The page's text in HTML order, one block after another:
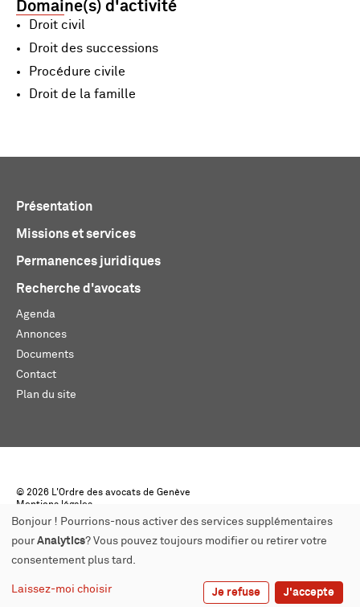
Domaine(s) d'activité
Droit civil
Droit des successions
Procédure civile
Droit de la famille
Présentation
Missions et services
Permanences juridiques
Recherche d'avocats
Agenda
Annonces
Documents
Contact
Plan du site
© 2026 L'Ordre des avocats de Genève
Mentions légales
Créé par monoloco
Bonjour ! Pourrions-nous activer des services supplémentaires
pour Analytics? Vous pouvez toujours modifier ou retirer votre
consentement plus tard.
Laissez-moi choisir Je refuse J'accepte